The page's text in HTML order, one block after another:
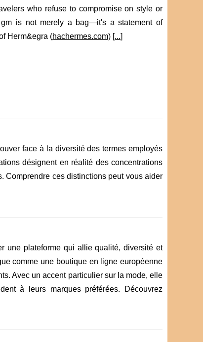
who refuse to compromise on style or
is not merely a bag—it's a statement of
Herm&egra (hachermes.com) [...]
face à la diversité des termes employés
désignent en réalité des concentrations
Comprendre ces distinctions peut vous aider
une plateforme qui allie qualité, diversité et
comme une boutique en ligne européenne
Avec un accent particulier sur la mode, elle
à leurs marques préférées. Découvrez